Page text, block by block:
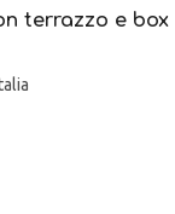
terrazzo e box